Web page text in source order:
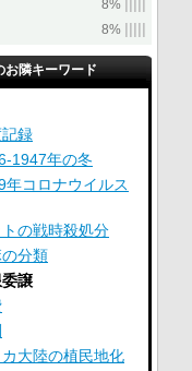
8%
8%
お隣キーワード
録
1947年の冬
コロナウイルス
の戦時殺処分
分類
譲
大陸の植民地化